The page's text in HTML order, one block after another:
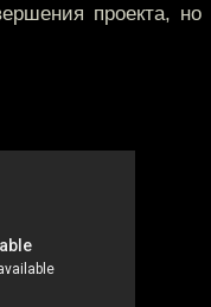
проекта, но